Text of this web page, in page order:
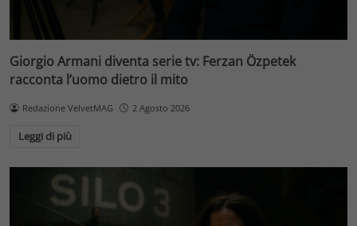
Giorgio Armani diventa serie tv: Ferzan Özpetek
racconta l’uomo dietro il mito
Redazione VelvetMAG 2 Agosto 2026
Leggi di più